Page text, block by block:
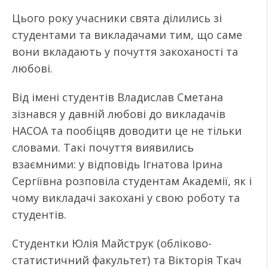
Цього року учасники свята ділились зі
студентами та викладачами тим, що саме
вони вкладають у почуття закоханості та
любові.
Від імені студентів Владислав Сметана
зізнався у давній любові до викладачів
НАСОА та пообіцяв доводити це не тільки
словами. Такі почуття виявились
взаємними: у відповідь Ігнатова Ірина
Сергіївна розповіла студентам Академії, як і
чому викладачі закохані у свою роботу та
студентів.
Студентки Юлія Майструк (обліково-
статистичний факультет) та Вікторія Ткач